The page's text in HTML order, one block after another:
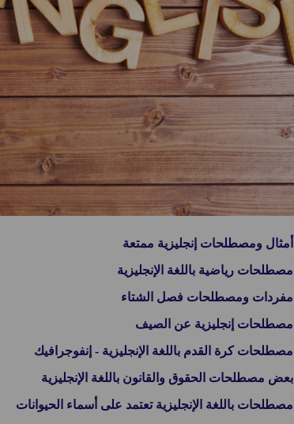
أمثال ومصطلحات إنجليزية ممتعة
مصطلحات رياضية باللغة الإنجليزية
مفردات ومصطلحات فصل الشتاء
مصطلحات إنجليزية عن الصيف
مصطلحات كرة القدم باللغة الإنجليزية - إنفوجرافيك
بعض مصطلحات الحقوق والقانون باللغة الإنجليزية
مصطلحات باللغة الإنجليزية تعتمد على أسماء الحيوانات